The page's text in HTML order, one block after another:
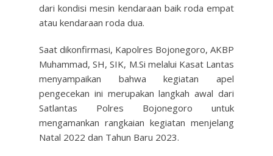
dari kondisi mesin kendaraan baik roda empat
atau kendaraan roda dua.
Saat dikonfirmasi, Kapolres Bojonegoro, AKBP
Muhammad, SH, SIK, M.Si melalui Kasat Lantas
menyampaikan bahwa kegiatan apel
pengecekan ini merupakan langkah awal dari
Satlantas Polres Bojonegoro untuk
mengamankan rangkaian kegiatan menjelang
Natal 2022 dan Tahun Baru 2023.